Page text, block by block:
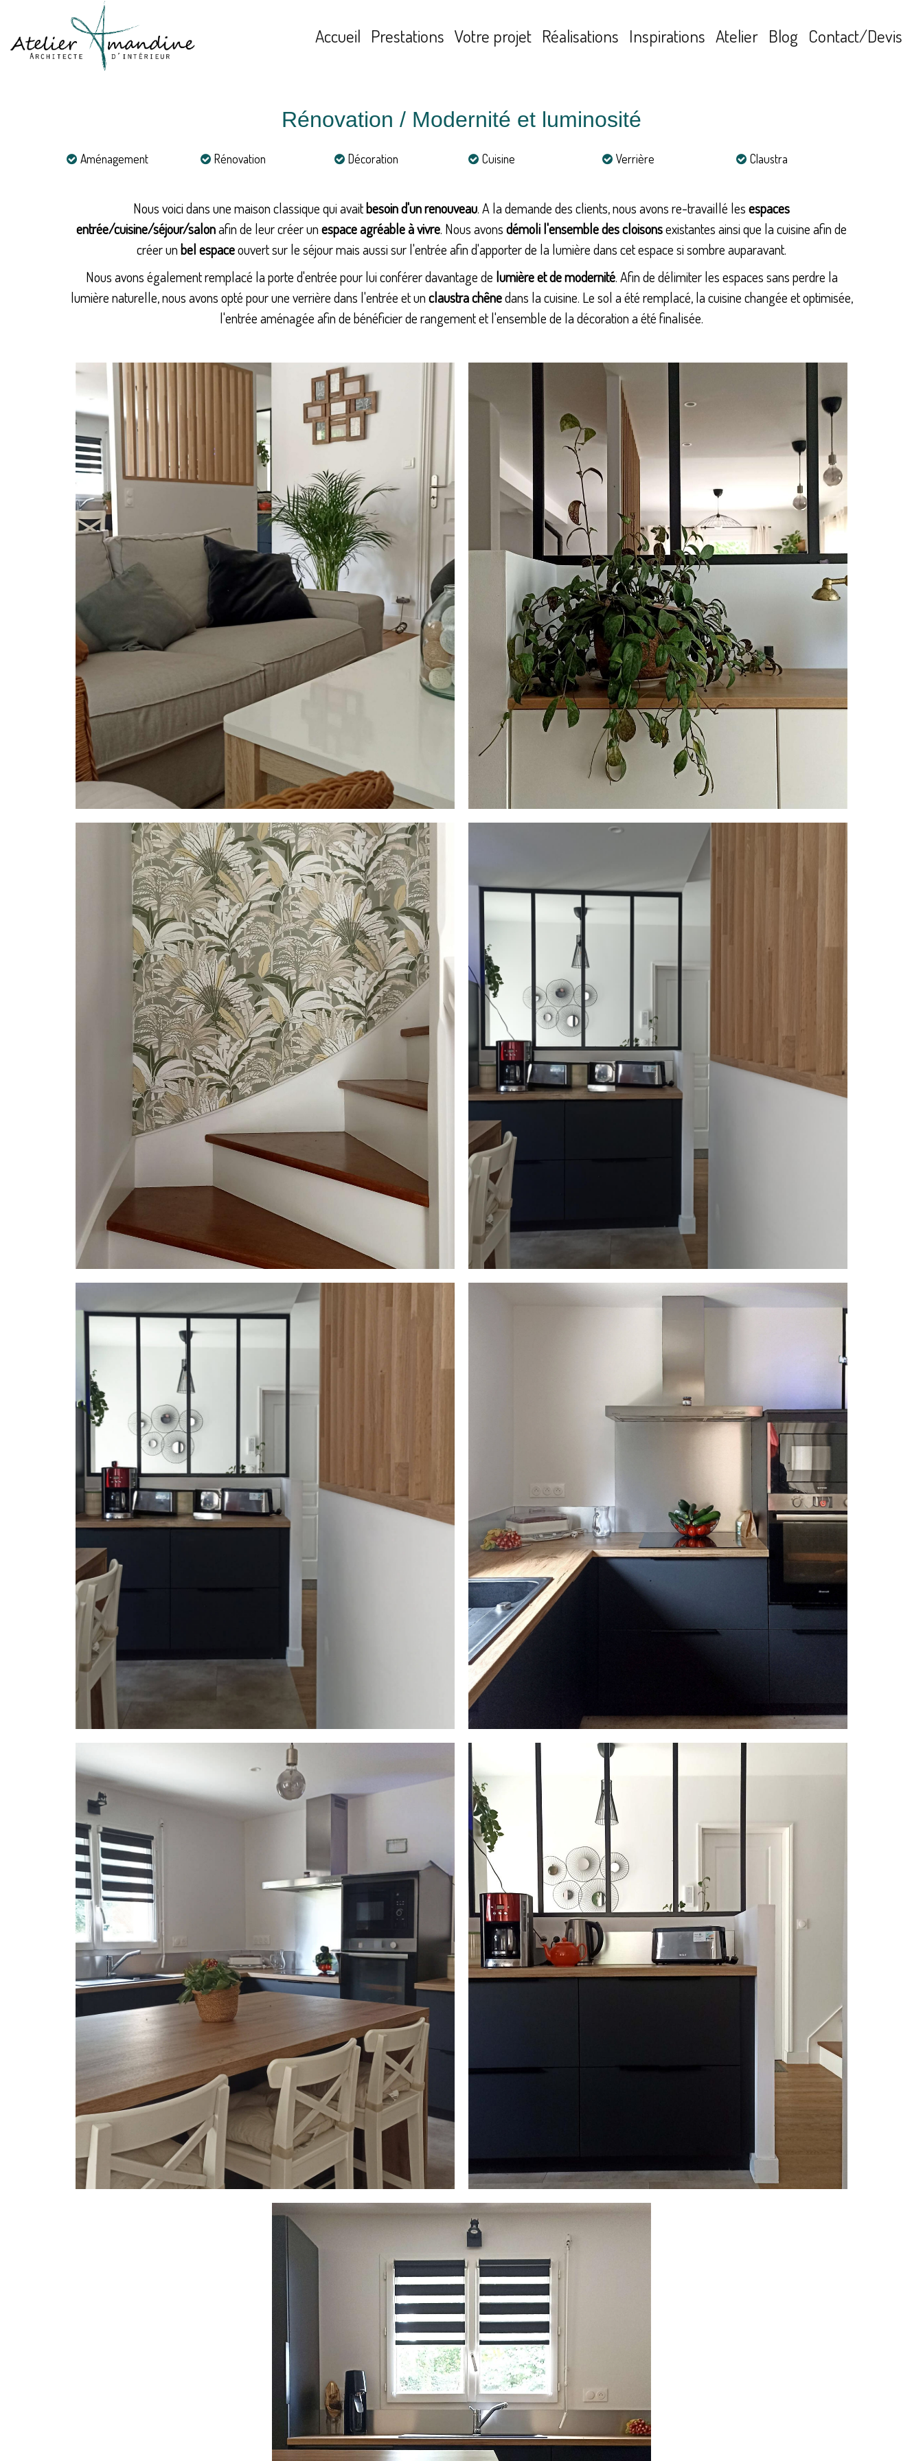
Accueil Prestations Votre projet Réalisations Inspirations Atelier Blog Contact/Devis
Rénovation / Modernité et luminosité
Aménagement Rénovation Décoration Cuisine Verrière Claustra
Nous voici dans une maison classique qui avaitbesoin d'un renouveau. A la demande des clients, nous avons re-travaillé lesespaces
entrée/cuisine/séjour/salonafin de leur créer unespace agréable à vivre. Nous avonsdémoli l'ensemble des cloisonsexistantes ainsi que la cuisine afin de
créer unbel espaceouvert sur le séjour mais aussi sur l'entrée afin d'apporter de la lumière dans cet espace si sombre auparavant.
Nous avons également remplacé la porte d'entrée pour lui conférer davantage de lumière et de modernité. Afin de délimiter les espaces sans perdre la
lumière naturelle, nous avons opté pour une verrière dans l'entrée et unclaustra chênedans la cuisine. Le sol a été remplacé, la cuisine changée et optimisée,
l'entrée aménagée afin de bénéficier de rangement et l'ensemble de la décoration a été finalisée.